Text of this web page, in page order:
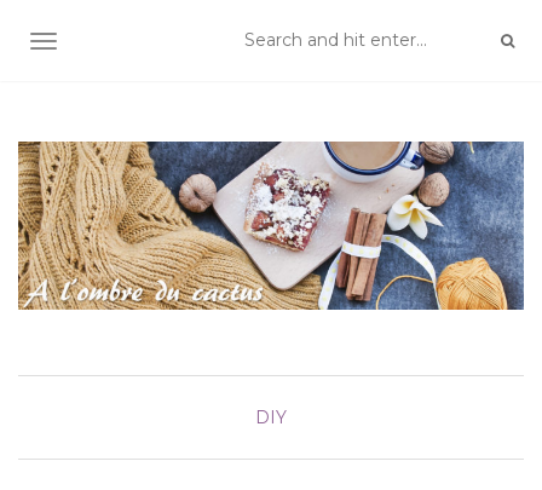
TOGGLE NAVIGATION
DIY